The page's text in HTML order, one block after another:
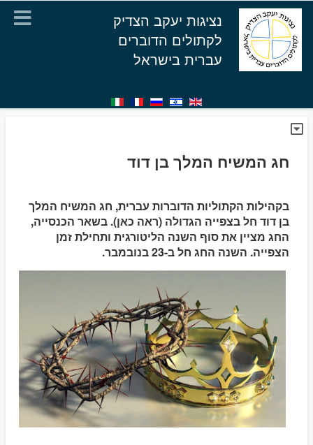
נציגות יעקב הצדיק
לקתולים הדוברים
עברית בישראל
חג המשיח המלך בן דוד
בקהילות הקתוליות הדוברות עברית, חג המשיח המלך
בן דוד חל בצפייה הגדולה (ראה כאן). בשאר הכנסייה,
החג מציין את סוף השנה הליטורגית ותחילת זמן
הצפייה. השנה החג חל ב-23 בנובמבר.